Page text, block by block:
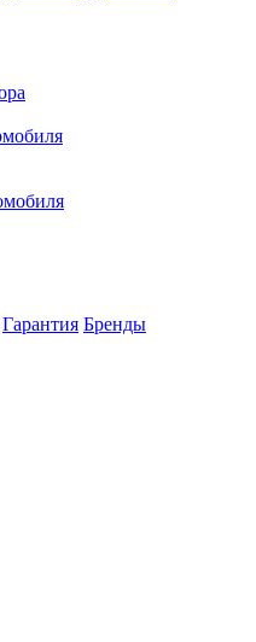
Гарантия Бренды